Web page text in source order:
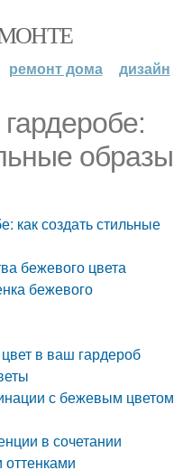
ремонт дома дизайн
образы
как создать стильные
бежевого цвета
бежевого
в ваш гардероб
с бежевым цветом
в сочетании
оттенками